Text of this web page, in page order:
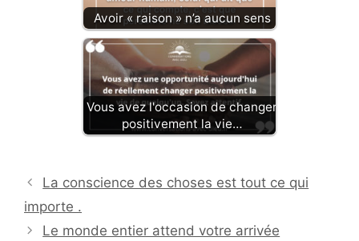
Avoir « raison » n’a aucun sens
Vous avez l'occasion de changer
positivement la vie…
La conscience des choses est tout ce qui
importe .
Le monde entier attend votre arrivée